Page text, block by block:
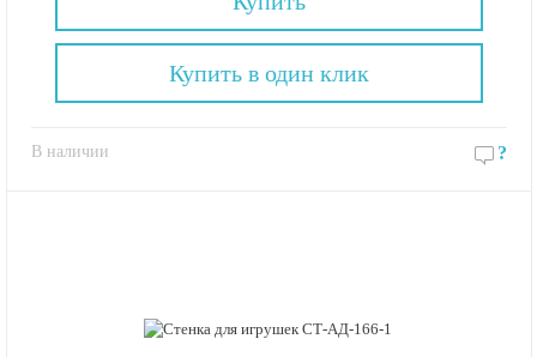
В наличии ?
Купить в один клик